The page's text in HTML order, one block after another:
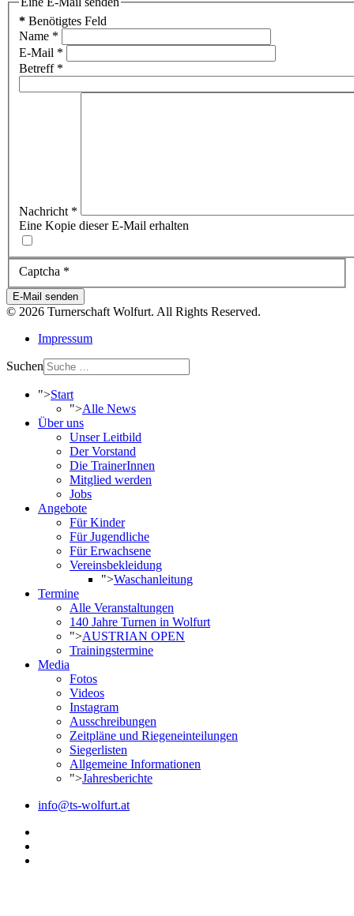
* Benötigtes Feld
Name *
E-Mail *
Betreff*
Nachricht *
Eine Kopie dieser E-Mail erhalten
Captcha *
E-Mail senden
© 2026 Turnerschaft Wolfurt. All Rights Reserved.
Impressum
Suchen
">Start
">Alle News
Über uns
Unser Leitbild
Der Vorstand
Die TrainerInnen
Mitglied werden
Jobs
Angebote
Für Kinder
Für Jugendliche
Für Erwachsene
Vereinsbekleidung
">Waschanleitung
Termine
Alle Veranstaltungen
140 Jahre Turnen in Wolfurt
">AUSTRIAN OPEN
Trainingstermine
Media
Fotos
Videos
Instagram
Ausschreibungen
Zeitpläne und Riegeneinteilungen
Siegerlisten
Allgemeine Informationen
">Jahresberichte
info@ts-wolfurt.at